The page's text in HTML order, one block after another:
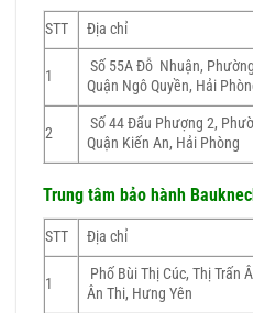
STT Địa chỉ
1
Số 55A Đỗ Nhuận,
Quận Ngô Quyền, Hải
2
Số 44 Đẩu Phượng 2,
Quận Kiến An, Hải Phòng
Trung tâm bảo hành
STT Địa chỉ
1
Phố Bùi Thị Cúc, Thị Trấn
Ân Thi, Hưng Yên